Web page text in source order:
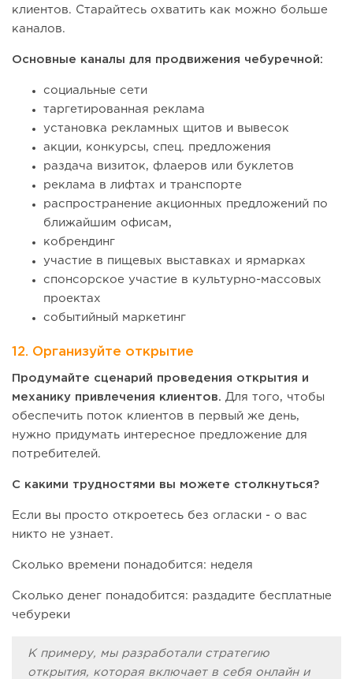
клиентов. Старайтесь охватить как можно больше
каналов.
Основные каналы для продвижения чебуречной:
социальные сети
таргетированная реклама
установка рекламных щитов и вывесок
акции, конкурсы, спец. предложения
раздача визиток, флаеров или буклетов
реклама в лифтах и транспорте
распространение акционных предложений по
ближайшим офисам,
кобрендинг
участие в пищевых выставках и ярмарках
спонсорское участие в культурно-массовых
проектах
событийный маркетинг
12. Организуйте открытие
Продумайте сценарий проведения открытия и
механику привлечения клиентов.
Для того, чтобы
обеспечить поток клиентов в первый же день,
нужно придумать интересное предложение для
потребителей.
С какими трудностями вы можете столкнуться?
Если вы просто откроетесь без огласки - о вас
никто не узнает.
Сколько времени понадобится: неделя
Сколько денег понадобится: раздадите бесплатные
чебуреки
К примеру, мы разработали стратегию
открытия, которая включает в себя онлайн и